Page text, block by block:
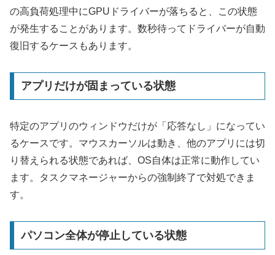
の高負荷処理中にGPUドライバーが落ちると、この状態
が発生することがあります。数秒待ってドライバーが自動
復旧するケースもあります。
アプリだけが固まっている状態
特定のアプリのウィンドウだけが「応答なし」になってい
るケースです。マウスカーソルは動き、他のアプリには切
り替えられる状態であれば、OS自体は正常に動作してい
ます。タスクマネージャーからの強制終了で対処できま
す。
パソコン全体が停止している状態